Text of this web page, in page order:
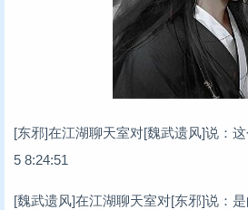
[东邪]在江湖聊天室对[魏武遗风]说：
5 8:24:51
[魏武遗风]在江湖聊天室对[东邪]说：